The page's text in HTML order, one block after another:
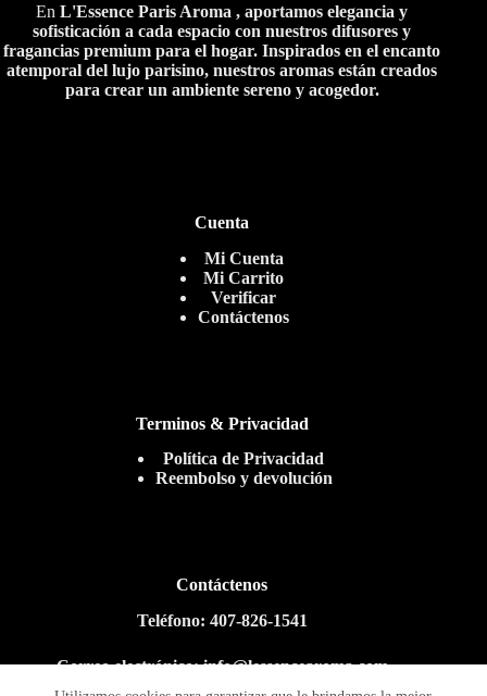
En L'Essence Paris Aroma , aportamos elegancia y
sofisticación a cada espacio con nuestros difusores y
fragancias premium para el hogar. Inspirados en el encanto
atemporal del lujo parisino, nuestros aromas están creados
para crear un ambiente sereno y acogedor.
Cuenta
Mi Cuenta
Mi Carrito
Verificar
Contáctenos
Terminos & Privacidad
Política de Privacidad
Reembolso y devolución
Contáctenos
Teléfono: 407-826-1541
Correo electrónico: info@lessencearoma.com